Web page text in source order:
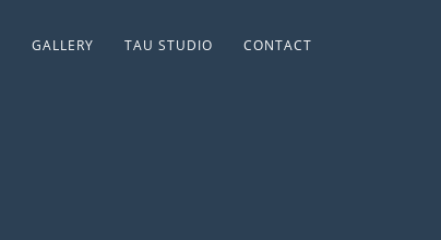
GALLERY TAU STUDIO CONTACT